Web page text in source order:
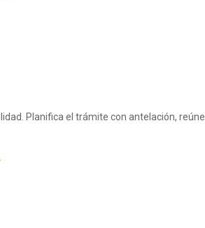
Planifica el trámite con antelación, reúne